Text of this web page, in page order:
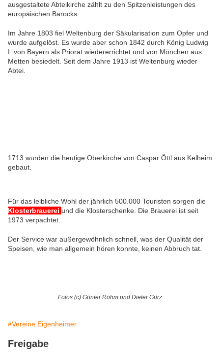
ausgestaltete Abteikirche zählt zu den Spitzenleistungen des
europäischen Barocks.
Im Jahre 1803 fiel Weltenburg der Säkularisation zum Opfer und
wurde aufgelöst. Es wurde aber schon 1842 durch König Ludwig
I. von Bayern als Priorat wiedererrichtet und von Mönchen aus
Metten besiedelt. Seit dem Jahre 1913 ist Weltenburg wieder
Abtei.
1713 wurden die heutige Oberkirche von Caspar Öttl aus Kelheim
gebaut.
Für das leibliche Wohl der jährlich 500.000 Touristen sorgen die
Klosterbrauerei und die Klosterschenke. Die Brauerei ist seit
1973 verpachtet.
Der Service war außergewöhnlich schnell, was der Qualität der
Speisen, wie man allgemein hören konnte, keinen Abbruch tat.
Fotos (c) Günter Röhm und Dieter Gürz
#Vereine Eigenheimer
Freigabe